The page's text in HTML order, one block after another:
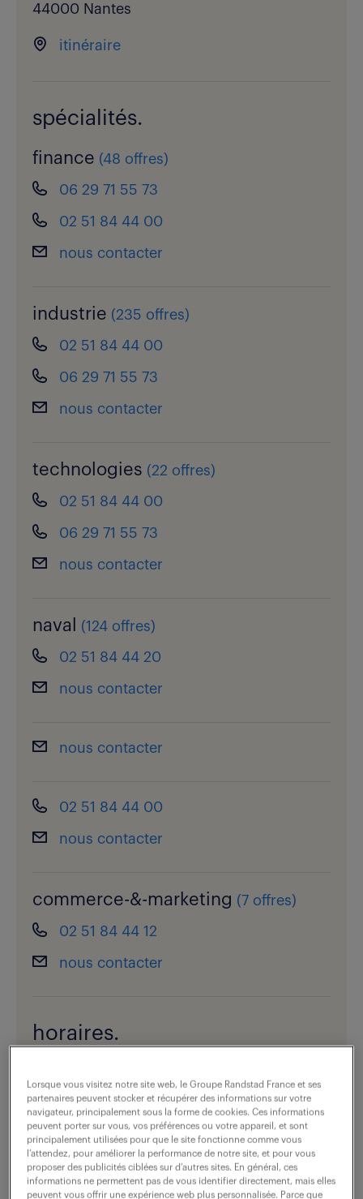
44000 Nantes
itinéraire
spécialités.
finance (48 offres)
06 29 71 55 73
02 51 84 44 00
nous contacter
industrie (235 offres)
02 51 84 44 00
06 29 71 55 73
nous contacter
technologies (22 offres)
02 51 84 44 00
06 29 71 55 73
nous contacter
naval (124 offres)
02 51 84 44 20
nous contacter
nous contacter
02 51 84 44 00
nous contacter
commerce-&-marketing (7 offres)
02 51 84 44 12
nous contacter
horaires.
voir les horaires
vous êtes recruteur ?
Lorsque vous visitez notre site web, le Groupe Randstad France et ses
partenaires peuvent stocker et récupérer des informations sur votre
navigateur, principalement sous la forme de cookies. Ces informations
peuvent porter sur vous, vos préférences ou votre appareil, et sont
principalement utilisées pour que le site fonctionne comme vous
l’attendez, pour améliorer la performance de notre site, et pour vous
proposer des publicités ciblées sur d’autres sites. En général, ces
informations ne permettent pas de vous identifier directement, mais elles
peuvent vous offrir une expérience web plus personnalisée. Parce que